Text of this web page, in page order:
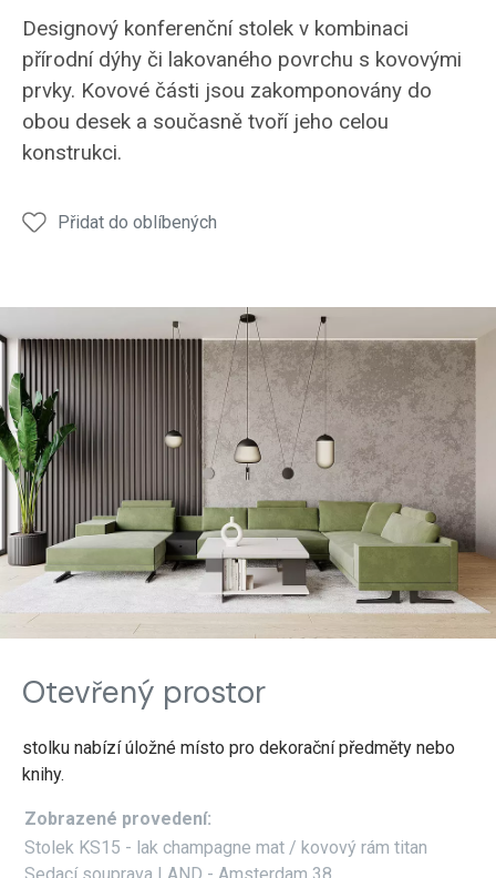
Stolek
KS15
Stolek Stolek
KS15
Stolek
KS15
KS15
Designový konferenční stolek v kombinaci
přírodní dýhy či lakovaného povrchu s kovovými
prvky. Kovové části jsou zakomponovány do
obou desek a současně tvoří jeho celou
konstrukci.
Přidat do oblíbených
Otevřený prostor
stolku nabízí úložné místo pro dekorační předměty nebo
knihy.
Zobrazené provedení:
Stolek KS15 - lak champagne mat / kovový rám titan